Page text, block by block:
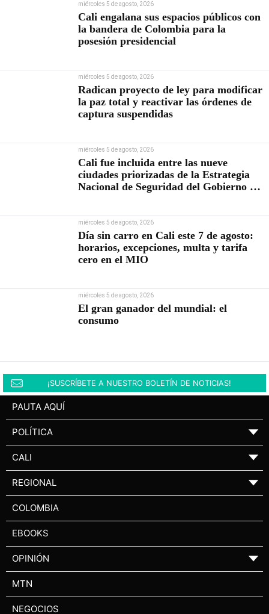
miércoles 5 de agosto, 2026
Cali engalana sus espacios públicos con
la bandera de Colombia para la
posesión presidencial
miércoles 5 de agosto, 2026
Radican proyecto de ley para modificar
la paz total y reactivar las órdenes de
captura suspendidas
miércoles 5 de agosto, 2026
Cali fue incluida entre las nueve
ciudades priorizadas de la Estrategia
Nacional de Seguridad del Gobierno de
miércoles 5 de agosto, 2026
Día sin carro en Cali este 7 de agosto:
horarios, excepciones, multa y tarifa
cero en el MIO
miércoles 5 de agosto, 2026
El gran ganador del mundial: el
consumo
¡SUSCRÍBETE A NUESTRO BOLETÍN DE NOTICIAS!
PAUTA AQUÍ
POLÍTICA ▼
CALI ▼
REGIONAL ▼
COLOMBIA
EBOOKS
OPINIÓN ▼
MTN
NEGOCIOS